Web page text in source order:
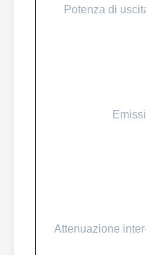
Potenza di
Attenuazione